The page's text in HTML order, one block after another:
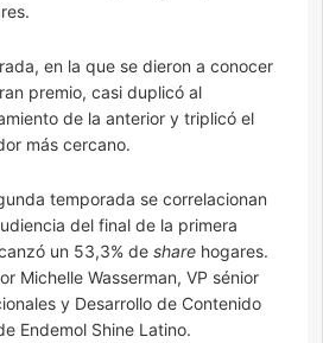
en la que se dieron a conocer
premio, casi duplicó al
de la anterior y triplicó el
más cercano.
temporada se correlacionan
del final de la primera
un 53,3% de share hogares.
Michelle Wasserman, VP sénior
y Desarrollo de Contenido
Endemol Shine Latino.